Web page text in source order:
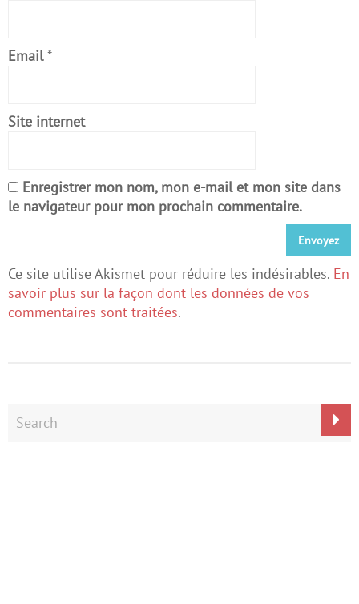
Email *
Site internet
Enregistrer mon nom, mon e-mail et mon site dans
le navigateur pour mon prochain commentaire.
Ce site utilise Akismet pour réduire les indésirables. En
savoir plus sur la façon dont les données de vos
commentaires sont traitées.